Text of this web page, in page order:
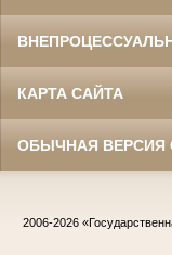
КАРТА САЙТА
ОБЫЧНАЯ ВЕРСИЯ
2006-2026